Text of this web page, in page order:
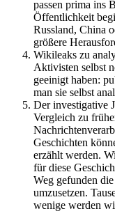
passen prima ins
Öffentlichkeit
Russland, China
größere
Wikileaks zu
Aktivisten selbst
geeinigt haben:
man sie selbst
Der investigative
Vergleich zu
Geschichten
erzählt werden.
für diese
Weg gefunden
umzusetzen.
wenige werden